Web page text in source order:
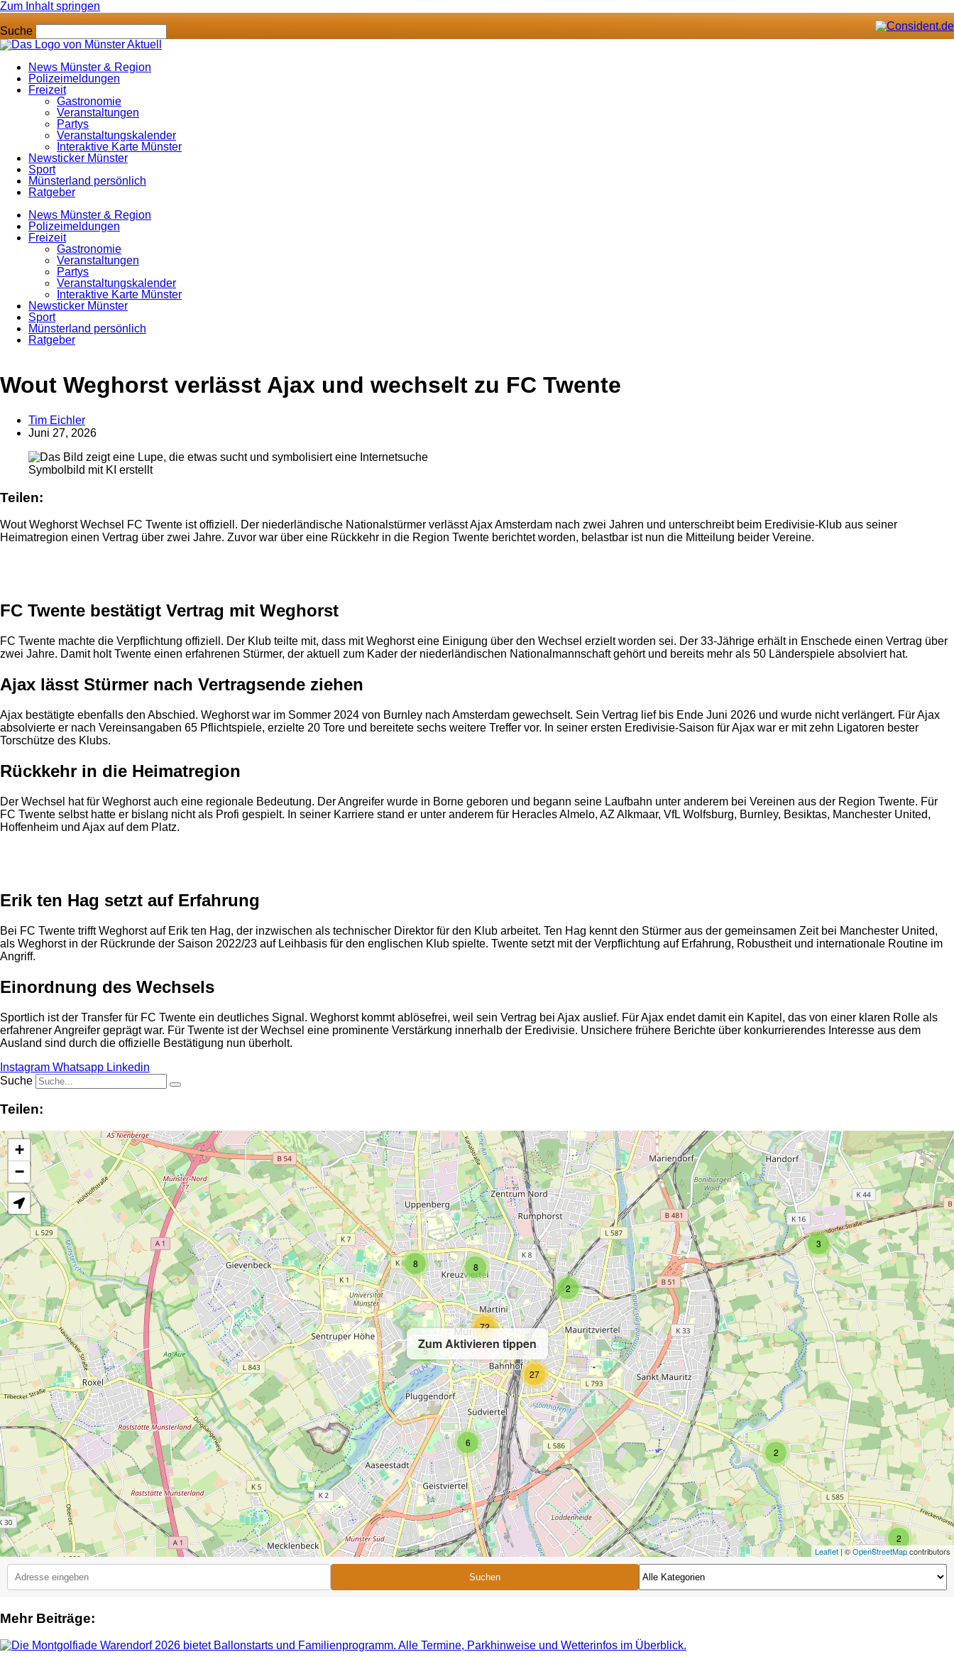
Zum Inhalt springen
Suche
News Münster & Region
Polizeimeldungen
Freizeit
Gastronomie
Veranstaltungen
Partys
Veranstaltungskalender
Interaktive Karte Münster
Newsticker Münster
Sport
Münsterland persönlich
Ratgeber
News Münster & Region
Polizeimeldungen
Freizeit
Gastronomie
Veranstaltungen
Partys
Veranstaltungskalender
Interaktive Karte Münster
Newsticker Münster
Sport
Münsterland persönlich
Ratgeber
Anzeige
Wout Weghorst verlässt Ajax und wechselt zu FC Twente
Tim Eichler
Juni 27, 2026
Symbolbild mit KI erstellt
Teilen:
Wout Weghorst Wechsel FC Twente ist offiziell. Der niederländische Nationalstürmer verlässt Ajax Amsterdam nach zwei Jahren und unterschreibt beim Eredivisie-Klub aus seiner
Heimatregion einen Vertrag über zwei Jahre. Zuvor war über eine Rückkehr in die Region Twente berichtet worden, belastbar ist nun die Mitteilung beider Vereine.
FC Twente bestätigt Vertrag mit Weghorst
FC Twente machte die Verpflichtung offiziell. Der Klub teilte mit, dass mit Weghorst eine Einigung über den Wechsel erzielt worden sei. Der 33-Jährige erhält in Enschede einen Vertrag über
zwei Jahre. Damit holt Twente einen erfahrenen Stürmer, der aktuell zum Kader der niederländischen Nationalmannschaft gehört und bereits mehr als 50 Länderspiele absolviert hat.
Ajax lässt Stürmer nach Vertragsende ziehen
Ajax bestätigte ebenfalls den Abschied. Weghorst war im Sommer 2024 von Burnley nach Amsterdam gewechselt. Sein Vertrag lief bis Ende Juni 2026 und wurde nicht verlängert. Für Ajax
absolvierte er nach Vereinsangaben 65 Pflichtspiele, erzielte 20 Tore und bereitete sechs weitere Treffer vor. In seiner ersten Eredivisie-Saison für Ajax war er mit zehn Ligatoren bester
Torschütze des Klubs.
Rückkehr in die Heimatregion
Der Wechsel hat für Weghorst auch eine regionale Bedeutung. Der Angreifer wurde in Borne geboren und begann seine Laufbahn unter anderem bei Vereinen aus der Region Twente. Für
FC Twente selbst hatte er bislang nicht als Profi gespielt. In seiner Karriere stand er unter anderem für Heracles Almelo, AZ Alkmaar, VfL Wolfsburg, Burnley, Besiktas, Manchester United,
Hoffenheim und Ajax auf dem Platz.
Erik ten Hag setzt auf Erfahrung
Bei FC Twente trifft Weghorst auf Erik ten Hag, der inzwischen als technischer Direktor für den Klub arbeitet. Ten Hag kennt den Stürmer aus der gemeinsamen Zeit bei Manchester United,
als Weghorst in der Rückrunde der Saison 2022/23 auf Leihbasis für den englischen Klub spielte. Twente setzt mit der Verpflichtung auf Erfahrung, Robustheit und internationale Routine im
Angriff.
Einordnung des Wechsels
Sportlich ist der Transfer für FC Twente ein deutliches Signal. Weghorst kommt ablösefrei, weil sein Vertrag bei Ajax auslief. Für Ajax endet damit ein Kapitel, das von einer klaren Rolle als
erfahrener Angreifer geprägt war. Für Twente ist der Wechsel eine prominente Verstärkung innerhalb der Eredivisie. Unsichere frühere Berichte über konkurrierendes Interesse aus dem
Ausland sind durch die offizielle Bestätigung nun überholt.
Instagram Whatsapp Linkedin
Suche
Teilen:
Zum Aktivieren tippen
2
3
2
2
2
2
8
6
8
27
5
72
+
−
Leaflet| ©OpenStreetMapcontributors
Suchen
Mehr Beiträge: